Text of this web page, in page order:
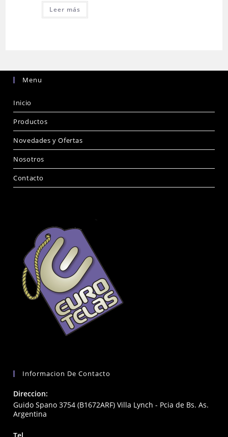
Leer más
Menu
Inicio
Productos
Novedades y Ofertas
Nosotros
Contacto
Informacion De Contacto
Direccion:
Guido Spano 3754 (B1672ARF) Villa Lynch - Pcia de Bs. As.
Argentina